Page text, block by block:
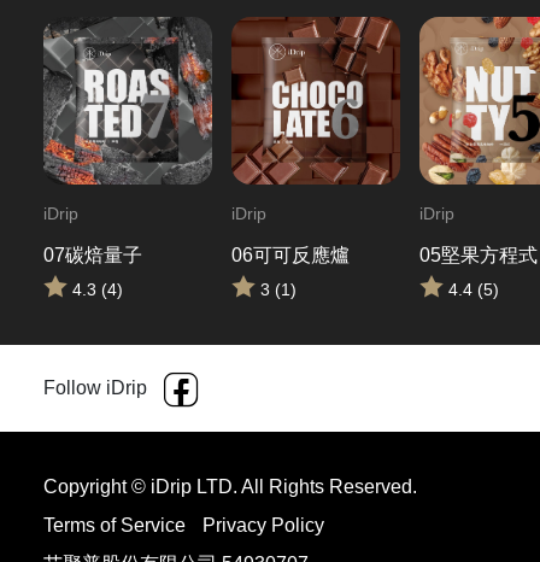
iDrip
07碳焙量子
4.3 (4)
iDrip
06可可反應爐
3 (1)
iDrip
05堅果方程式
4.4 (5)
Follow iDrip
Copyright © iDrip LTD. All Rights Reserved.
Terms of Service
Privacy Policy